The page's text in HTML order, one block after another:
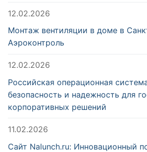
12.02.2026
Монтаж вентиляции в доме в
Аэроконтроль
12.02.2026
Российская операционная
безопасность и надежность для
корпоративных решений
11.02.2026
Сайт Nalunch.ru: Инновационный